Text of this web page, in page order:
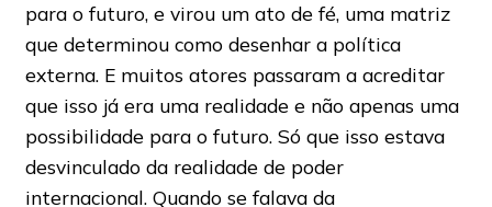
para o futuro, e virou um ato de fé, uma matriz
que determinou como desenhar a política
externa. E muitos atores passaram a acreditar
que isso já era uma realidade e não apenas uma
possibilidade para o futuro. Só que isso estava
desvinculado da realidade de poder
internacional. Quando se falava da